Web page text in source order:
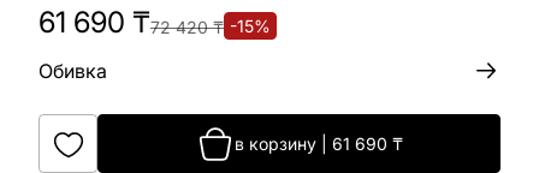
61 690 ₸72 420₸ -15%
Обивка
в корзину| 61 690 ₸